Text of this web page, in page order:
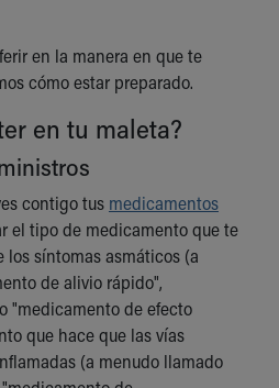
Mobile
for Akron Zips
en la manera en que te
cómo estar preparado.
en tu maleta?
contigo tus medicamentos
el tipo de medicamento que te
síntomas asmáticos (a
de alivio rápido",
"medicamento de efecto
que hace que las vías
(a menudo llamado